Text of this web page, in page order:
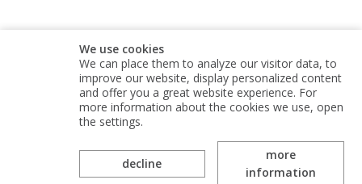
Kuhne electronic GmbH is part of the Alaris Holdings
group of companies
We use cookies
We can place them to analyze our visitor data, to
improve our website, display personalized content
and offer you a great website experience. For
more information about the cookies we use, open
the settings.
decline
more
information